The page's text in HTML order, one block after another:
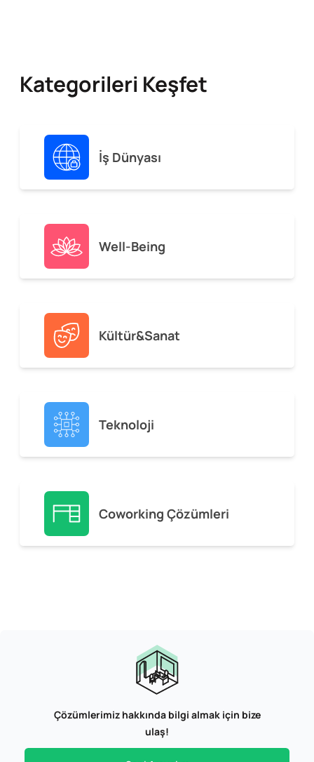
Kategorileri Keşfet
İş Dünyası
Well-Being
Kültür&Sanat
Teknoloji
Coworking Çözümleri
Çözümlerimiz hakkında bilgi almak için bize
ulaş!